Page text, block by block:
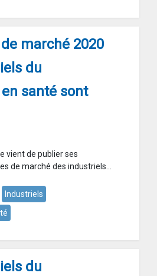
marché 2020
du
santé sont
vient de publier ses
de marché des industriels...
Industriels
du